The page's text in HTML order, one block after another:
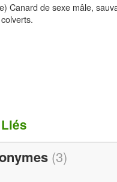
Canard de sexe mâle,
(3)